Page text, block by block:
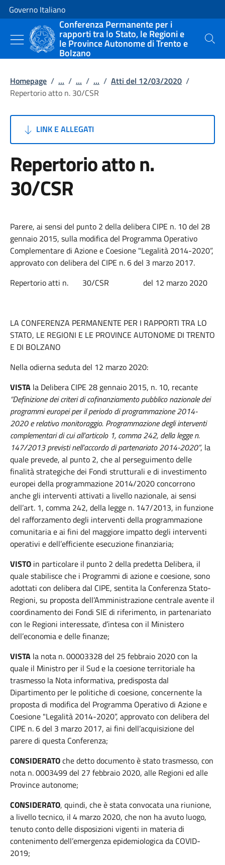
Vai al contenuto
Vai alla navigazione del sito
Governo Italiano
Conferenza Permanente per i
rapporti tra lo Stato, le Regioni e
le Province Autonome di Trento e
Bolzano
Cerca
Homepage / ... / ... / ... / Atti del 12/03/2020 /
Repertorio atto n. 30/CSR
LINK E ALLEGATI
Repertorio atto n.
30/CSR
Parere, ai sensi del punto 2 della delibera CIPE n. 10 del 28
gennaio 2015, sulla modifica del Programma Operativo
Complementare di Azione e Coesione "Legalità 2014-2020”,
approvato con delibera del CIPE n. 6 del 3 marzo 2017.
Repertorio atti n. 30/CSR del 12 marzo 2020
LA CONFERENZA PERMANENTE PER I RAPPORTI TRA LO
STATO, LE REGIONI E LE PROVINCE AUTONOME DI TRENTO
E DI BOLZANO
Nella odierna seduta del 12 marzo 2020:
VISTA la Delibera CIPE 28 gennaio 2015, n. 10, recante
“Definizione dei criteri di cofinanziamento pubblico nazionale dei
programmi europei per il periodo di programmazione 2014-
2020 e relativo monitoraggio. Programmazione degli interventi
complementari di cui all’articolo 1, comma 242, della legge n.
147/2013 previsti nell’accordo di partenariato 2014-2020”, la
quale prevede, al punto 2, che al perseguimento delle
finalità strategiche dei Fondi strutturali e di investimento
europei della programmazione 2014/2020 concorrono
anche gli interventi attivati a livello nazionale, ai sensi
dell’art. 1, comma 242, della legge n. 147/2013, in funzione
del rafforzamento degli interventi della programmazione
comunitaria e ai fini del maggiore impatto degli interventi
operativi e dell’efficiente esecuzione finanziaria;
VISTO in particolare il punto 2 della predetta Delibera, il
quale stabilisce che i Programmi di azione e coesione, sono
adottati con delibera dal CIPE, sentita la Conferenza Stato-
Regioni, su proposta dell’Amministrazione centrale avente il
coordinamento dei Fondi SIE di riferimento, in partenariato
con le Regioni interessate, d’intesa con il Ministero
dell’economia e delle finanze;
VISTA la nota n. 00003328 del 25 febbraio 2020 con la
quale il Ministro per il Sud e la coesione territoriale ha
trasmesso la Nota informativa, predisposta dal
Dipartimento per le politiche di coesione, concernente la
proposta di modifica del Programma Operativo di Azione e
Coesione "Legalità 2014-2020”, approvato con delibera del
CIPE n. 6 del 3 marzo 2017, ai fini dell’acquisizione del
parere di questa Conferenza;
CONSIDERATOche detto documento è stato trasmesso, con
nota n. 0003499 del 27 febbraio 2020, alle Regioni ed alle
Province autonome;
CONSIDERATO, quindi, che è stata convocata una riunione,
a livello tecnico, il 4 marzo 2020, che non ha avuto luogo,
tenuto conto delle disposizioni vigenti in materia di
contenimento dell’emergenza epidemiologica da COVID-
2019;